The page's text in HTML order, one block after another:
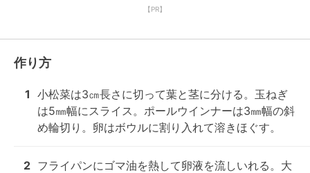
【PR】
作り方
1 小松菜は3㎝長さに切って葉と茎に分ける。玉ねぎ
は5㎜幅にスライス。ポールウインナーは3㎜幅の斜
め輪切り。卵はボウルに割り入れて溶きほぐす。
2 フライパンにゴマ油を熱して卵液を流しいれる。大